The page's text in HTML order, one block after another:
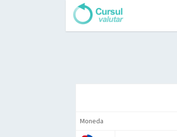
Moneda